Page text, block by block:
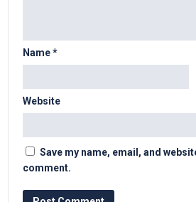
Name*
Website
Save my name, email, and
comment.